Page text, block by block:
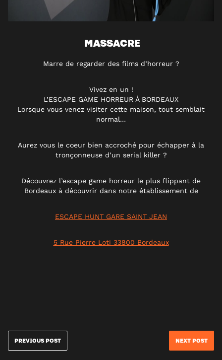
MASSACRE
Marre de regarder des films d’horreur ?
Vivez en un !
L’ESCAPE GAME HORREUR À BORDEAUX
Lorsque vous venez visiter cette maison, tout semblait
normal…
Aurez vous le coeur bien accroché pour échapper à la
tronçonneuse d’un serial killer ?
Découvrez l’escape game horreur le plus flippant de
Bordeaux à découvrir dans notre établissement de
ESCAPE HUNT GARE SAINT JEAN
5 Rue Pierre Loti 33800 Bordeaux
PREVIOUS POST NEXT POST